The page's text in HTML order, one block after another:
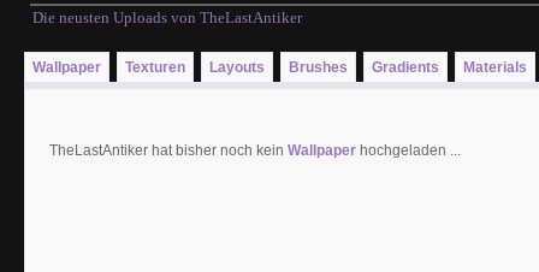
Die neusten Uploads von TheLastAntiker
Wallpaper Texturen Layouts Brushes Gradients Materials
TheLastAntiker hat bisher noch kein Wallpaper hochgeladen ...